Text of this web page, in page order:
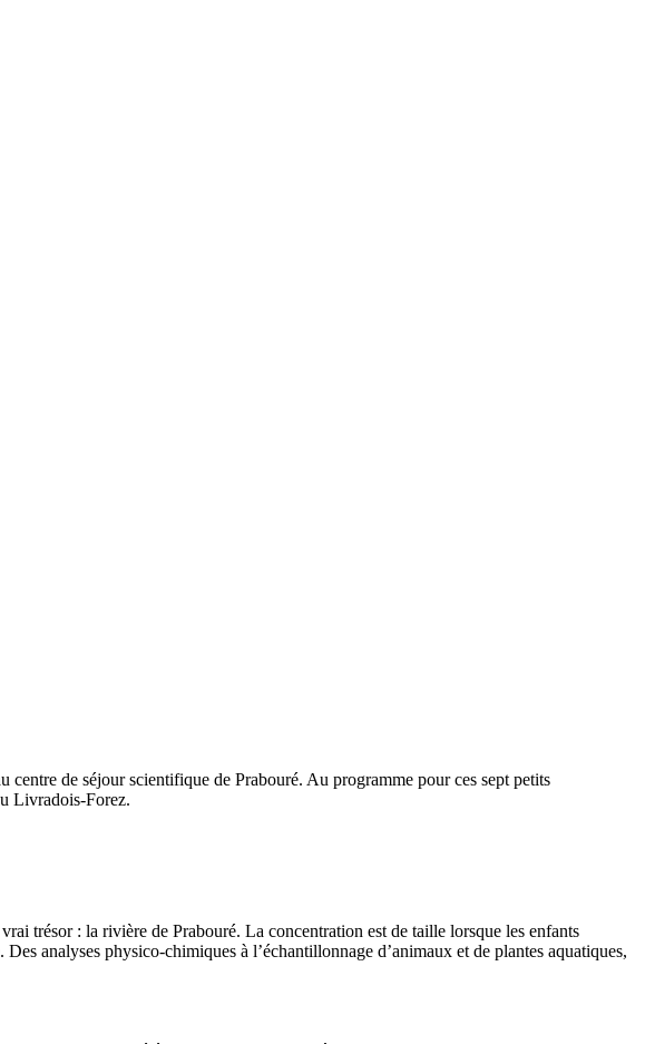
centre de séjour scientifique de Prabouré. Au programme pour ces sept petits
Livradois-Forez.
trésor : la rivière de Prabouré. La concentration est de taille lorsque les enfants
analyses physico-chimiques à l’échantillonnage d’animaux et de plantes aquatiques,